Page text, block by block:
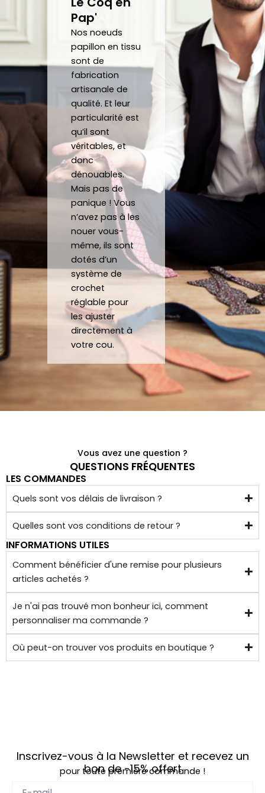
pouv
porte
r des
noeu
ds
ons/
es de
nnés
à
quelq
ues
kilom
ètres
de
chez
reco
mma
nde
forte
ment
Merci
coup
à eux
encor
e!
Pap'
Nos noeuds
papillon en tissu
sont de
fabrication
artisanale de
qualité. Et leur
particularité est
qu’il sont
véritables, et
donc
dénouables.
Mais pas de
panique ! Vous
n’avez pas à les
nouer vous-
même, ils sont
dotés d’un
système de
crochet
réglable pour
les ajuster
directement à
votre cou.
Vous avez une question ?
QUESTIONS FRÉQUENTES
LES COMMANDES
Quels sont vos délais de livraison ?
Quelles sont vos conditions de retour ?
INFORMATIONS UTILES
Comment bénéficier d'une remise pour plusieurs
articles achetés ?
Je n'ai pas trouvé mon bonheur ici, comment
personnaliser ma commande ?
Où peut-on trouver vos produits en boutique ?
Inscrivez-vous à la Newsletter et recevez un
bon de -15% offert
pour toute première commande !